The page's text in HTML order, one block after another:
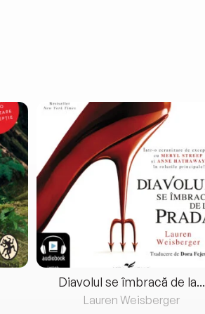
Diavolul se îmbracă de la...
Lauren Weisberger